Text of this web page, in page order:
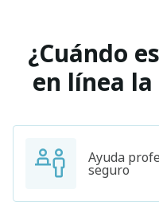
¿Cuándo
en línea
Ayuda
seguro